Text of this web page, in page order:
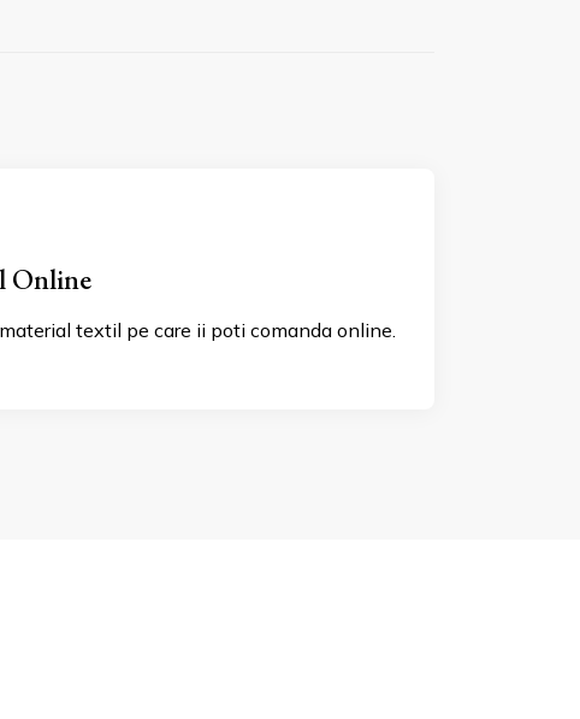
Online
textil pe care ii poti comanda online.